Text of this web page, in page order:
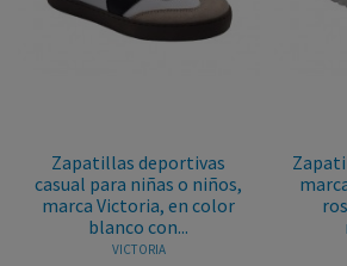
Zapatillas deportivas
casual para niñas o niños,
marca Victoria, en color
blanco con...
VICTORIA